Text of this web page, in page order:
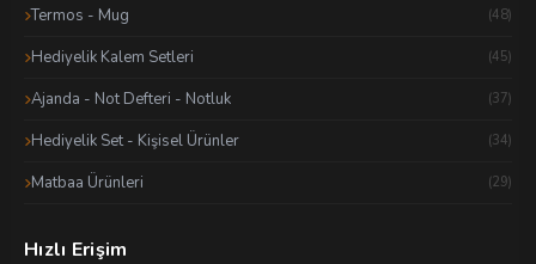
Termos - Mug (48)
Hediyelik Kalem Setleri (45)
Ajanda - Not Defteri - Notluk (37)
Hediyelik Set - Kişisel Ürünler (34)
Matbaa Ürünleri (29)
Hızlı Erişim